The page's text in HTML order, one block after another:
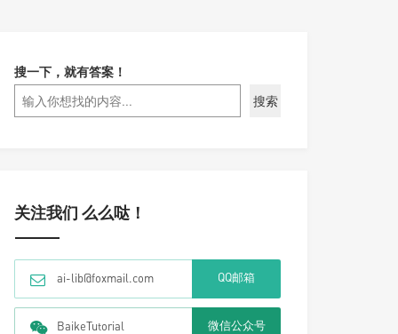
搜一下，就有答案！
搜索
关注我们 么么哒！
ai-lib@foxmail.com QQ邮箱
BaikeTutorial 微信公众号